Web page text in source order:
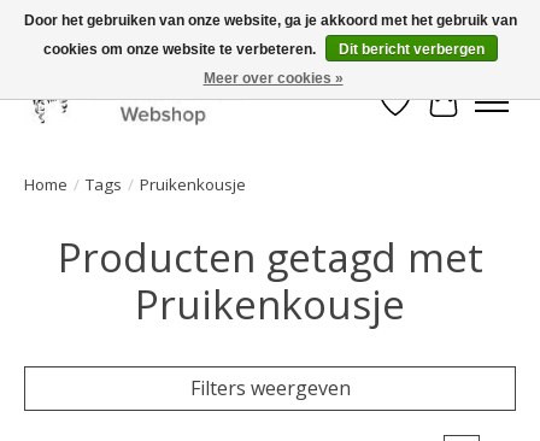
Mooi werk, snelle levering!
Verlanglijst
Home / Tags / Pruikenkousje
Producten getagd met
Pruikenkousje
Filters weergeven
Door het gebruiken van onze website, ga je akkoord met het gebruik van
cookies om onze website te verbeteren.
Dit bericht verbergen
Meer over cookies »